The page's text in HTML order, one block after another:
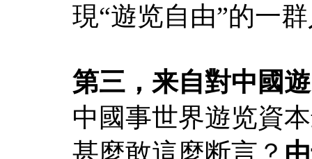
現“遊览自由”的一
第三，来自對中國
中國事世界遊览資
甚麼敢這麼断言？